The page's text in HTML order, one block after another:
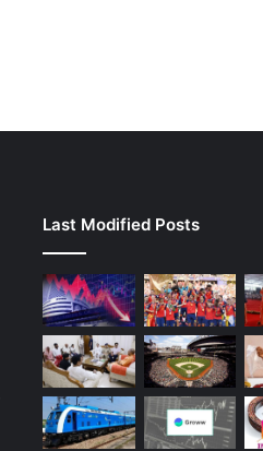
Last Modified Posts